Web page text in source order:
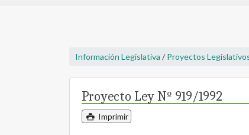
Información Legislativa / Proyectos
Proyecto Ley Nº 919/1992
Imprimir